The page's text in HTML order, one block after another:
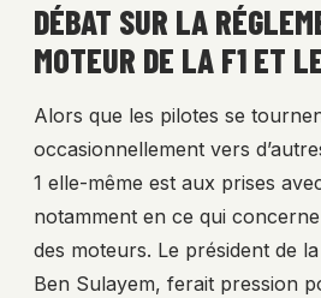
DÉBAT SUR LA
MOTEUR DE LA F1 ET
Alors que les pilotes se
occasionnellement vers
1 elle-même est aux prises
notamment en ce qui
des moteurs. Le président de
Ben Sulayem, ferait pression